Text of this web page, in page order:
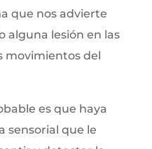
que nos advierte
alguna lesión en las
movimientos del
es que haya
sensorial que le